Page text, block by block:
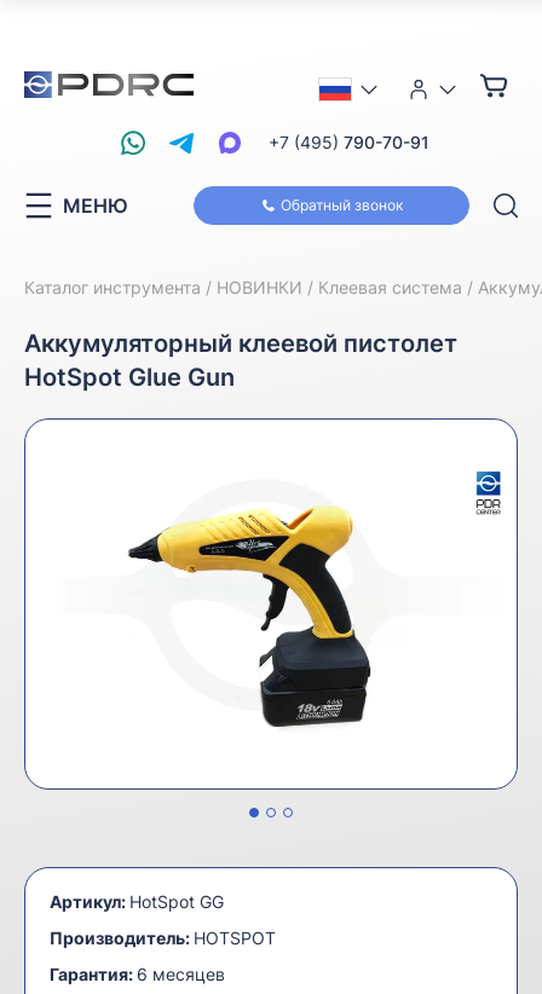
Обратный звонок
+7 (495) 790-70-91
МЕНЮ
Каталог инструмента НОВИНКИ Клеевая система
Аккумуляторный клеевой пистолет
HotSpot Glue Gun
Артикул: HotSpot GG
Производитель: HOTSPOT
Гарантия: 6 месяцев